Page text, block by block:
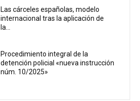
Las cárceles españolas, modelo
internacional tras la aplicación de
la...
Procedimiento integral de la
detención policial «nueva instrucción
núm. 10/2025»